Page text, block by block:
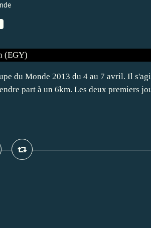
du Monde 2013 du 4 au 7 avril. Il
part à un 6km. Les deux premiers